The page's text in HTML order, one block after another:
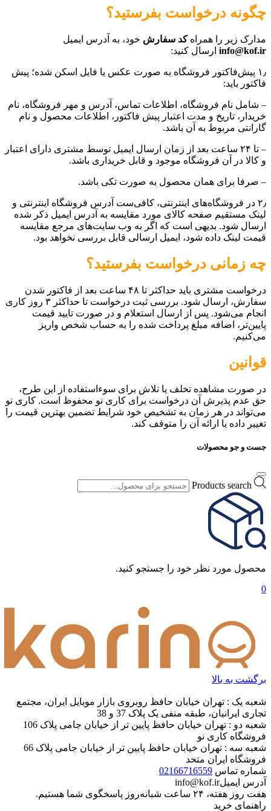
چگونه درخواست بفرستید؟
مدارک زیر را همراهکد سفارش خود، به آدرس ایمیل
info@kof.ir ارسال کنید:
۱٫ پیش‌فاکتور فروشگاه به صورت عکس یا فایل اسکن شده؛ پیش
فاکتور باید:
– شامل نام فروشگاه، اطلاعات تماس، آدرس و مهر فروشگاه، نام
خریدار، تاریخ و مدت اعتبار پیش فاکتور، اطلاعات محصول و نام
گارانتی مربوط به آن باشد.
– تا ۲۴ ساعت بعد از زمان ارسال ایمیل توسط مشتری دارای اعتبار
و کالا در آن فروشگاه موجود و قابل خریداری باشد.
– صرفا برای همان محصول به صورت تکی باشد.
۲٫ در فروشگاه‌های اینترنتی، کافی‌ست آدرس فروشگاه اینترنتی و
لینک مستقیم صفحه کالای مورد مقایسه به آدرس ایمیل ذکر شده
ارسال شود. بدیهی است که اگر به وب سایت‌های مرجع مقایسه
قیمت لینک داده شود، ایمیل ارسالی قابل بررسی نخواهد بود.
چه زمانی درخواست بفرستید؟
درخواست مشتری باید حداکثر تا ۴۸ ساعت بعد از فاکتور شدن
سفارش، ارسال شود. بررسی ثبت درخواست تا حداکثر ۳ روز کاری
انجام می‌شود. پس از ارسال استعلام و در صورت تایید قیمت
پایین‌تر، اضافه مبلغ پرداخت شده را به حساب شخص واریز
می‌کنیم.
قوانین
در صورت مشاهده تخلف یا تلاش برای سوءاستفاده از این طرح،
حق عدم پذیرش آن درخواست برای کاری نو محفوظ است. کاری نو
می‌تواند در هر زمان به تشخیص خود شرایط تضمین بهترین قیمت را
تغییر داده یا ارائه آن را متوقف کند.
جست و جو محصولات
Products search
محصول مورد نظر خود را جستجو کنید.
0
برگشت به بالا
شعبه یک : تهران خیابان حافظ روبروی بازار موبایل ایران، مجتمع
تجاری ایرانیان، طبقه منفی یک پلاک 37 و 38
شعبه دو : تهران خیابان حافظ پایین تر از خیابان جامی پلاک 106
فروشگاه کاری نو
شعبه سه : تهران خیابان حافظ پایین تر از خیابان جامی پلاک 66
فروشگاه ایران متحد
شماره تماس 02166716559
آدرس ایمیلinfo@kof.ir
هفت روز هفته، ۲۴ ساعت شبانه‌روز پاسخگوی شما هستیم.
راهنمای خرید